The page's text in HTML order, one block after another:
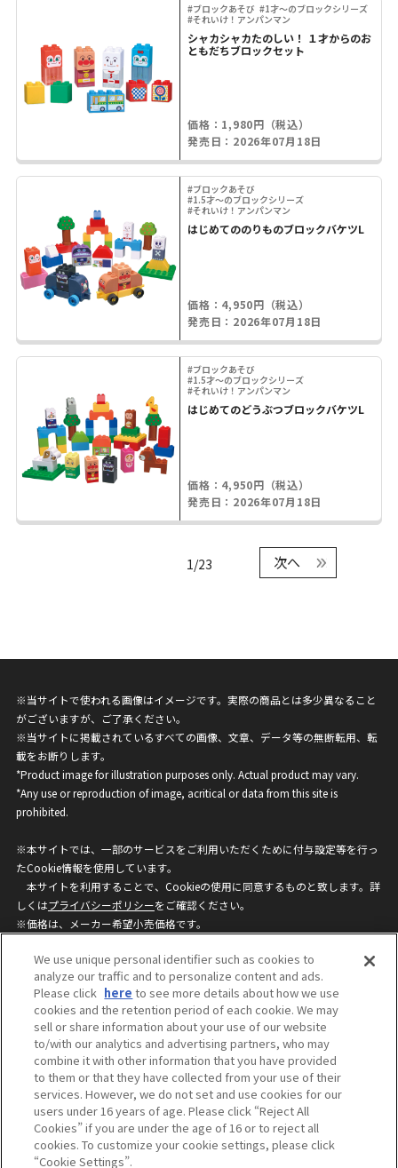
#ブロックあそび #1才～のブロックシリーズ
#それいけ！アンパンマン
シャカシャカたのしい！ １才からのお
ともだちブロックセット
価格：1,980円（税込）
発売日：2026年07月18日
#ブロックあそび
#1.5才～のブロックシリーズ
#それいけ！アンパンマン
はじめてののりものブロックバケツL
価格：4,950円（税込）
発売日：2026年07月18日
#ブロックあそび
#1.5才～のブロックシリーズ
#それいけ！アンパンマン
はじめてのどうぶつブロックバケツL
価格：4,950円（税込）
発売日：2026年07月18日
1/23 次へ
※当サイトで使われる画像はイメージです。実際の商品とは多少異なること
がございますが、ご了承ください。
※当サイトに掲載されているすべての画像、文章、データ等の無断転用、転
載をお断りします。
*Product image for illustration purposes only. Actual product may vary.
*Any use or reproduction of image, acritical or data from this site is
prohibited.
※本サイトでは、一部のサービスをご利用いただくために付与設定等を行っ
たCookie情報を使用しています。
本サイトを利用することで、Cookieの使用に同意するものと致します。詳
しくはプライバシーポリシーをご確認ください。
※価格は、メーカー希望小売価格です。
ざいますのでご了承ください。
privacypolicy
Do Not Sell or Share My
Personal Information
ウェブサイトご利用条件
ソーシャルメディアポリシー
個人情報保護方針
お問い合わせ
©BANDAI
We use unique personal identifier such as cookies to
analyze our traffic and to personalize content and ads.
Please click here to see more details about how we use
cookies and the retention period of each cookie. We may
sell or share information about your use of our website
to/with our analytics and advertising partners, who may
combine it with other information that you have provided
to them or that they have collected from your use of their
services. However, we do not set and use cookies for our
users under 16 years of age. Please click “Reject All
Cookies” if you are under the age of 16 or to reject all
cookies. To customize your cookie settings, please click
“Cookie Settings”.